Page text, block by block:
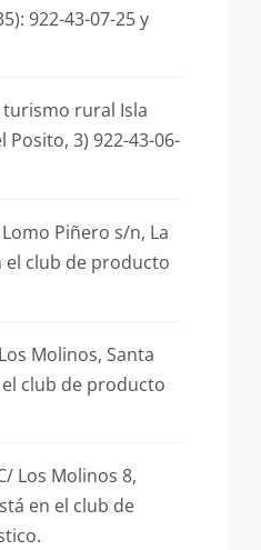
922-43-07-25 y
rural Isla
Posito, 3) 922-43-06-
Piñero s/n, La
el club de producto
Molinos, Santa
el club de producto
Los Molinos 8,
en el club de